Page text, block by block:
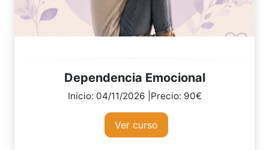
Dependencia Emocional
Inicio: 04/11/2026 |Precio: 90€
Ver curso